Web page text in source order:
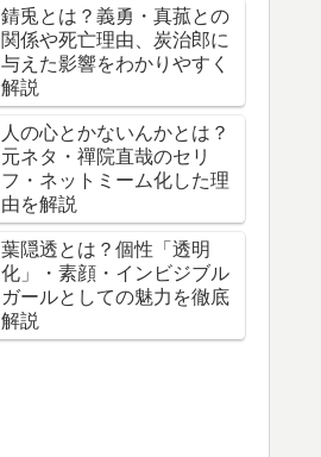
錆兎とは？義勇・真菰との
関係や死亡理由、炭治郎に
与えた影響をわかりやすく
解説
人の心とかないんかとは？
元ネタ・禪院直哉のセリ
フ・ネットミーム化した理
由を解説
葉隠透とは？個性「透明
化」・素顔・インビジブル
ガールとしての魅力を徹底
解説